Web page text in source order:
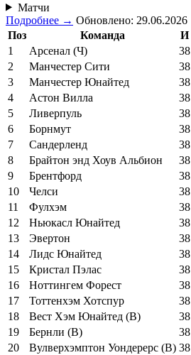
Матчи
Подробнее → Обновлено: 29.06.2026
Поз
Команда И
1
Арсенал (Ч) 38
2
Манчестер Сити 38
3
Манчестер Юнайтед 38
4
Астон Вилла 38
5
Ливерпуль 38
6
Борнмут 38
7
Сандерленд 38
8
Брайтон энд Хоув Альбион 38
9
Брентфорд 38
10
Челси 38
11
Фулхэм 38
12
Ньюкасл Юнайтед 38
13
Эвертон 38
14
Лидс Юнайтед 38
15
Кристал Пэлас 38
16
Ноттингем Форест 38
17
Тоттенхэм Хотспур 38
18
Вест Хэм Юнайтед (В) 38
19
Бернли (В) 38
20
Вулверхэмптон Уондерерс (В) 38